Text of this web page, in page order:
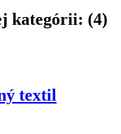
kategórii: (4)
textil